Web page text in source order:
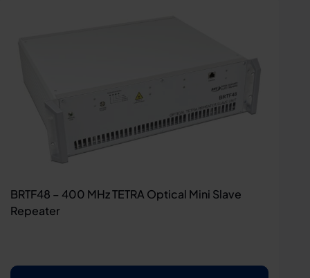
BRTF48 – 400 MHz TETRA Optical Mini Slave
Repeater